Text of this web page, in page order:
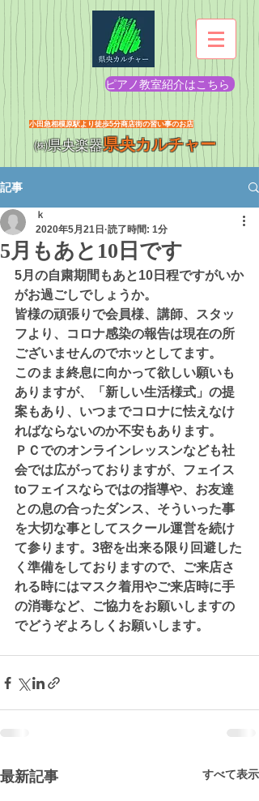
ピアノ教室紹介はこちら
​小田急相模原駅より徒歩5分商店街の習い事のお店
㈱県央楽器県央カルチャー
記事
5月もあと10日です
ｋ
2020年5月21日 読了時間: 1分
5月の自粛期間もあと10日程ですがいか
がお過ごしでしょうか。
皆様の頑張りで会員様、講師、スタッ
フより、コロナ感染の報告は現在の所
ございませんのでホッとしてます。
このまま終息に向かって欲しい願いも
ありますが、「新しい生活様式」の提
案もあり、いつまでコロナに怯えなけ
ればならないのか不安もあります。
ＰＣでのオンラインレッスンなども社
会では広がっておりますが、フェイス
toフェイスならではの指導や、お友達
との息の合ったダンス、そういった事
を大切な事としてスクール運営を続け
て参ります。3密を出来る限り回避した
く準備をしておりますので、ご来店さ
れる時にはマスク着用やご来店時に手
の消毒など、ご協力をお願いしますの
でどうぞよろしくお願いします。
最新記事 すべて表示